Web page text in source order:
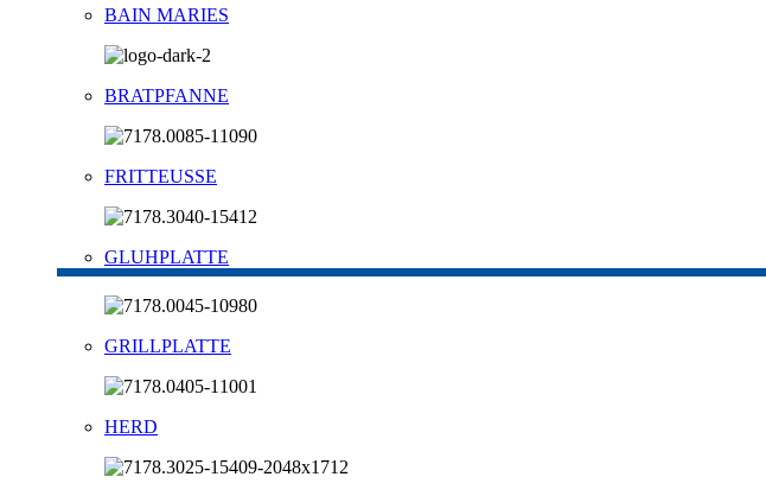
BAIN MARIES
BRATPFANNE
FRITTEUSSE
GLUHPLATTE
GRILLPLATTE
HERD